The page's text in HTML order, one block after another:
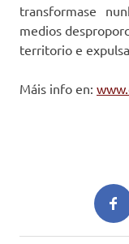
transformase
medios
territorio e
Máis info en: